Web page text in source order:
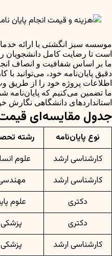
موسسه سبز انگشتی با ارائه
است تا رضایت کامل
ما بر اساس شفافیت و انصاف
دقیق پایان‌نامه خود، می‌توانید با
اطلاعات پروژه خود را از طریق
ما تضمین می‌کنیم که پایان‌نامه
استانداردهای دانشگاهی نگارش
جدول مقایسه‌ای
نوع پایان‌نامه رشته
کارشناسی ارشد
علوم
کارشناسی ارشد
دکتری
علوم
دکتری
پزشکی
کارشناسی ارشد
پزشکی